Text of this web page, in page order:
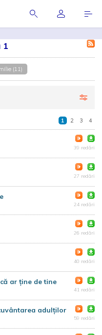
1
(11)
1 2 3 4
39 redări
27 redări
24 redări
26 redări
40 redări
ar ține de tine
41 redări
adulților
59 redări